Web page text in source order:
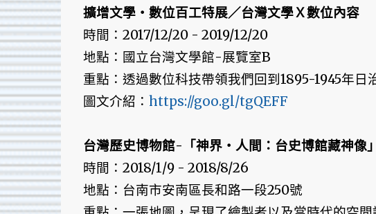
擴增文學・數位百工特展／台灣文學Ｘ數位內容
時間：2017/12/20 - 2019/12/20
地點：國立台灣文學館-展覽室B
重點：透過數位科技帶領我們回到1895-1945年日
圖文介紹： https://goo.gl/tgQEFF
台灣歷史博物館-「神界‧人間：台史博館藏神像
時間：2018/1/9 - 2018/8/26
地點：台南市安南區長和路一段250號